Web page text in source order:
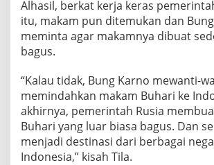
Alhasil, berkat kerja keras
itu, makam pun ditemukan dan
meminta agar makamnya dibuat
bagus.
“Kalau tidak, Bung Karno mewanti-
memindahkan makam Buhari ke
akhirnya, pemerintah Rusia
Buhari yang luar biasa bagus. Dan
menjadi destinasi dari berbagai
Indonesia,” kisah Tila.